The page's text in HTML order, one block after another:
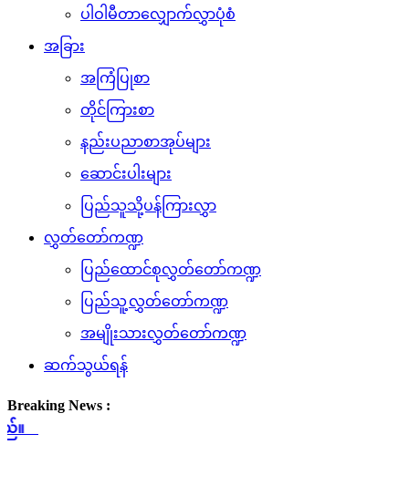
ပါဝါမီတာလျှောက်လွှာပုံစံ
အခြား
အကြံပြုစာ
တိုင်ကြားစာ
နည်းပညာစာအုပ်များ
ဆောင်းပါးများ
ပြည်သူသို့ပန်ကြားလွှာ
လွှတ်တော်ကဏ္ဍ
ပြည်ထောင်စုလွှတ်တော်ကဏ္ဍ
ပြည်သူ့လွှတ်တော်ကဏ္ဍ
အမျိုးသားလွှတ်တော်ကဏ္ဍ
ဆက်သွယ်ရန်
Breaking News :